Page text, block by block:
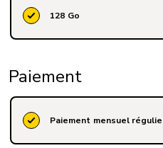
128 Go
Paiement
Paiement mensuel